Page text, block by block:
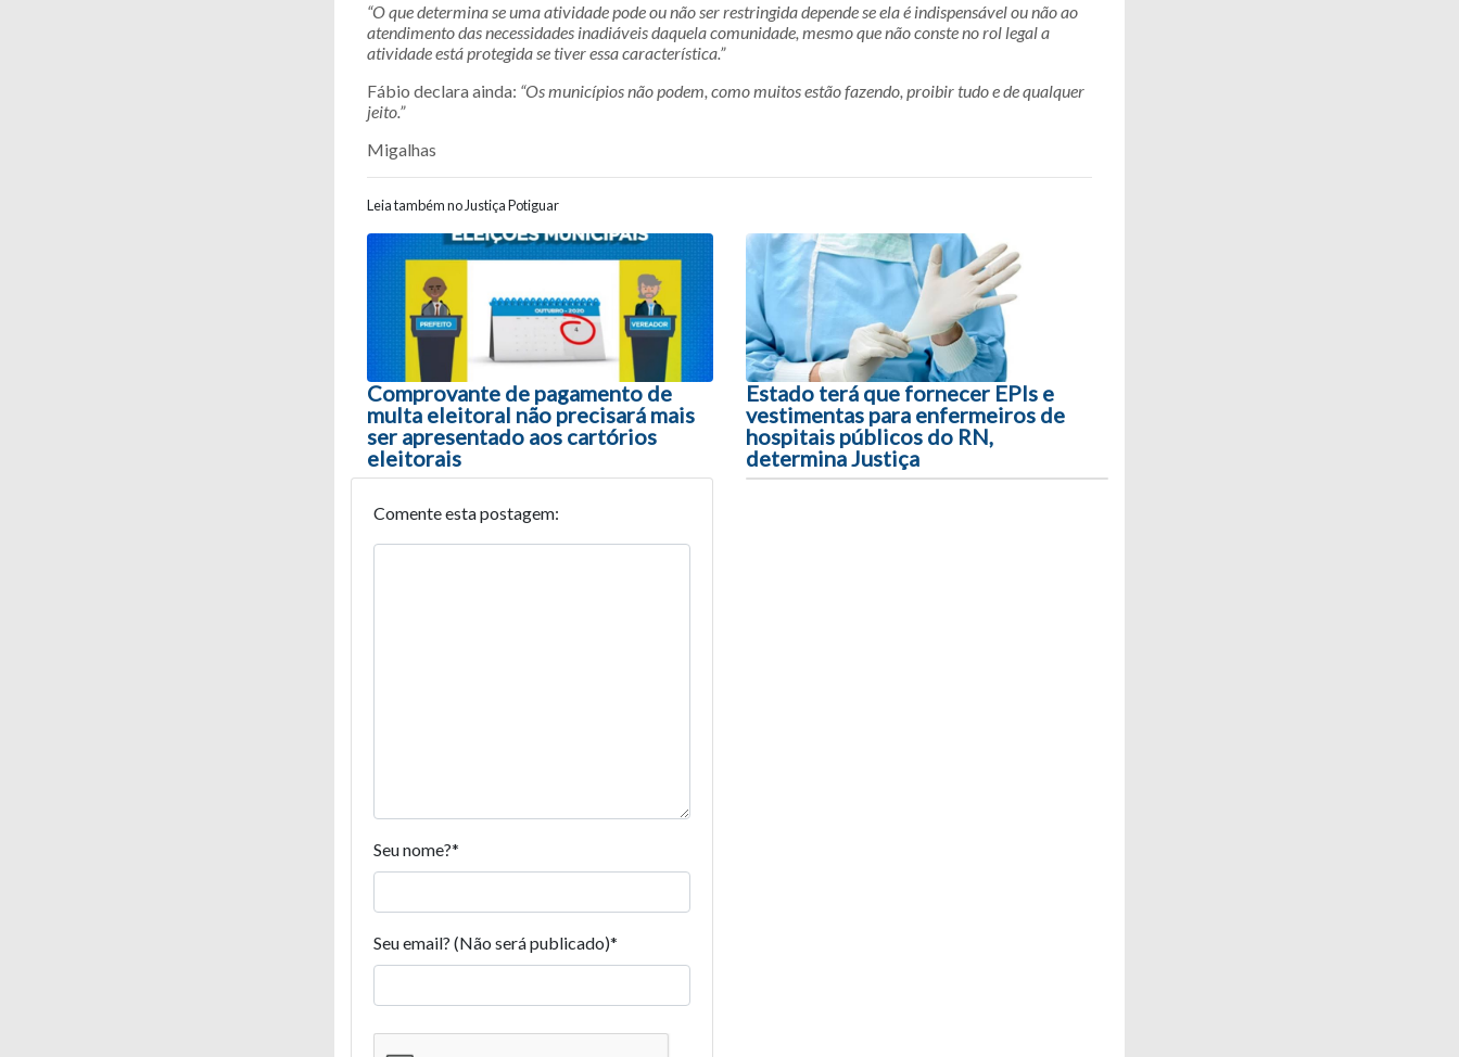
“O que determina se uma atividade pode ou não ser restringida depende se ela é indispensável ou não ao
atendimento das necessidades inadiáveis daquela comunidade, mesmo que não conste no rol legal a
atividade está protegida se tiver essa característica.”
Fábio declara ainda: “Os municípios não podem, como muitos estão fazendo, proibir tudo e de qualquer
jeito.”
Migalhas
Leia também no Justiça Potiguar
Navegação entre posts
Comprovante de pagamento de
multa eleitoral não precisará mais
ser apresentado aos cartórios
eleitorais
Estado terá que fornecer EPIs e
vestimentas para enfermeiros de
hospitais públicos do RN,
determina Justiça
Comente esta postagem:
Seu nome?*
Seu email? (Não será publicado)*